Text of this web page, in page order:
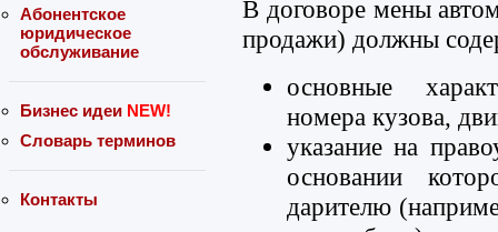
Абонентское
юридическое
обслуживание
Бизнес идеи NEW!
Словарь терминов
Контакты
В договоре мены
продажи) должны
основные
номера кузова,
указание на
основании
дарителю